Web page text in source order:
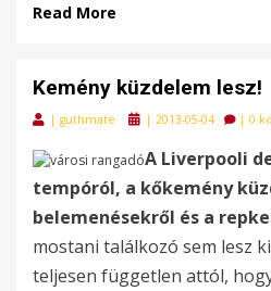
Read More
Kemény küzdelem lesz!
| guthmate
Posted
| 2013-05-04 | 0
A Liverpooli
tempóról, a kőkemény
belemenésekről és a
mostani találkozó sem lesz
teljesen független attól,